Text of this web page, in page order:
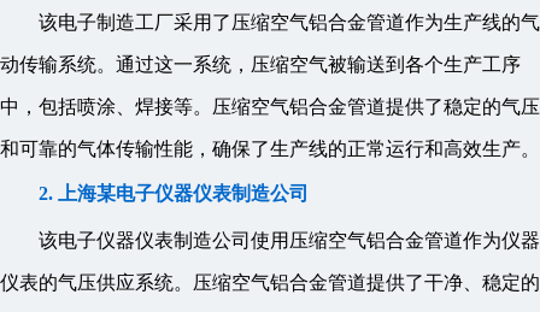
该电子制造工厂采用了压缩空气铝合金管道作为生产线的气
动传输系统。通过这一系统，压缩空气被输送到各个生产工序
中，包括喷涂、焊接等。压缩空气铝合金管道提供了稳定的气压
和可靠的气体传输性能，确保了生产线的正常运行和高效生产。
2. 上海某电子仪器仪表制造公司
该电子仪器仪表制造公司使用压缩空气铝合金管道作为仪器
仪表的气压供应系统。压缩空气铝合金管道提供了干净、稳定的